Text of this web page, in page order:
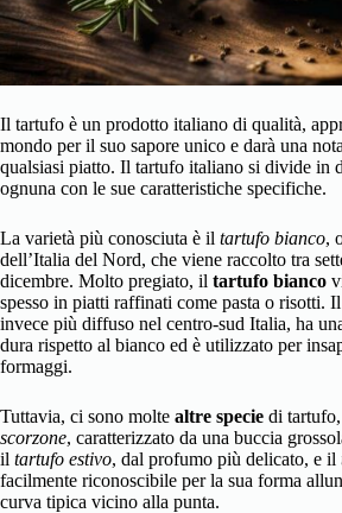
Il tartufo è un prodotto italiano di qualità,
mondo per il suo sapore unico e darà una
qualsiasi piatto. Il tartufo italiano si divide in
ognuna con le sue caratteristiche specifiche.
La varietà più conosciuta è il tartufo bianco,
dell’Italia del Nord, che viene raccolto tra
dicembre. Molto pregiato, il tartufo bianco
spesso in piatti raffinati come pasta o risotti. Il
invece più diffuso nel centro-sud Italia, ha
dura rispetto al bianco ed è utilizzato per
formaggi.
Tuttavia, ci sono molte altre specie di
scorzone, caratterizzato da una buccia
il tartufo estivo, dal profumo più delicato, e il
facilmente riconoscibile per la sua forma
curva tipica vicino alla punta.